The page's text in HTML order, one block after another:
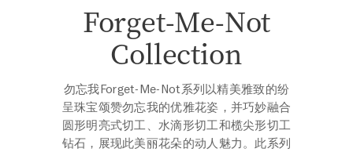
Forget-Me-Not
Collection
勿忘我Forget-Me-Not系列以精美雅致的纷
呈珠宝颂赞勿忘我的优雅花姿，并巧妙融合
圆形明亮式切工、水滴形切工和榄尖形切工
钻石，展现此美丽花朵的动人魅力。此系列